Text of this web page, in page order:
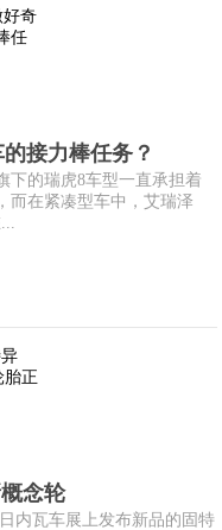
接力棒任务？
下的瑞虎8车型一直承担着
而在紧凑型车中，艾瑞泽
念轮
内瓦车展上发布新品的固特